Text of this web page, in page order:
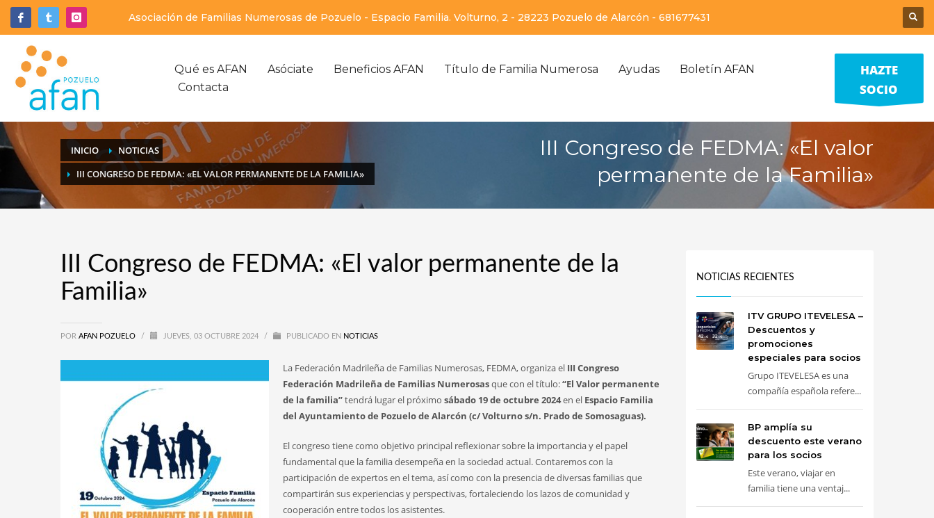
Asociación de Familias Numerosas de Pozuelo - Espacio Familia. Volturno, 2 - 28223 Pozuelo de Alarcón - 681677431
Qué es AFAN Asóciate Beneficios AFAN Título de Familia Numerosa Ayudas
Boletín AFAN
Contacta
HAZTE
SOCIO
INICIO
NOTICIAS
III CONGRESO DE FEDMA: «EL VALOR PERMANENTE DE LA FAMILIA»
III Congreso de FEDMA: «El valor
permanente de la Familia»
III Congreso de FEDMA: «El valor permanente de la
Familia»
POR AFAN POZUELO / JUEVES, 03 OCTUBRE 2024 / PUBLICADO EN NOTICIAS
La Federación Madrileña de Familias Numerosas, FEDMA, organiza el III Congreso
Federación Madrileña de Familias Numerosasque con el título:“El Valor permanente
de la familia”tendrá lugar el próximo sábado 19 de octubre 2024en el Espacio Familia
del Ayuntamiento de Pozuelo de Alarcón (c/ Volturno s/n. Prado de Somosaguas).
El congreso tiene como objetivo principal reflexionar sobre la importancia y el papel
fundamental que la familia desempeña en la sociedad actual. Contaremos con la
participación de expertos en el tema, así como con la presencia de diversas familias que
compartirán sus experiencias y perspectivas, fortaleciendo los lazos de comunidad y
cooperación entre todos los asistentes.
NOTICIAS RECIENTES
ITV GRUPO ITEVELESA –
Descuentos y
promociones
especiales para socios
Grupo ITEVELESA es una
compañía española refere...
BP amplía su
descuento este verano
para los socios
Este verano, viajar en
familia tiene una ventaj...